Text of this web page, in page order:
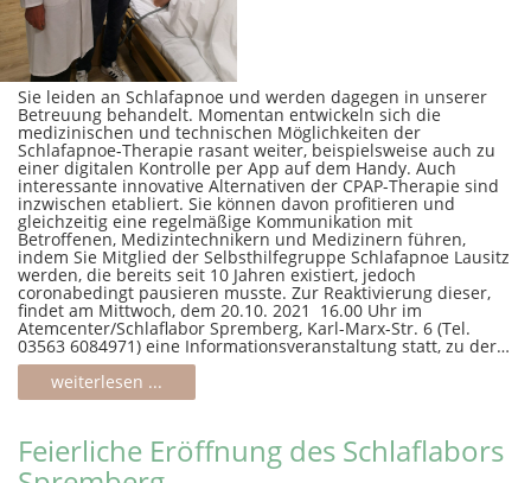
Sie leiden an Schlafapnoe und werden dagegen in unserer
Betreuung behandelt. Momentan entwickeln sich die
medizinischen und technischen Möglichkeiten der
Schlafapnoe-Therapie rasant weiter, beispielsweise auch zu
einer digitalen Kontrolle per App auf dem Handy. Auch
interessante innovative Alternativen der CPAP-Therapie sind
inzwischen etabliert. Sie können davon profitieren und
gleichzeitig eine regelmäßige Kommunikation mit
Betroffenen, Medizintechnikern und Medizinern führen,
indem Sie Mitglied der Selbsthilfegruppe Schlafapnoe Lausitz
werden, die bereits seit 10 Jahren existiert, jedoch
coronabedingt pausieren musste. Zur Reaktivierung dieser,
findet am Mittwoch, dem 20.10. 2021 16.00 Uhr im
Atemcenter/Schlaflabor Spremberg, Karl-Marx-Str. 6 (Tel.
03563 6084971) eine Informationsveranstaltung statt, zu der…
weiterlesen ...
Feierliche Eröffnung des Schlaflabors